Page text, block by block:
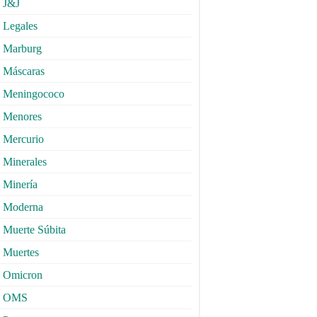
J&J
Legales
Marburg
Máscaras
Meningococo
Menores
Mercurio
Minerales
Minería
Moderna
Muerte Súbita
Muertes
Omicron
OMS